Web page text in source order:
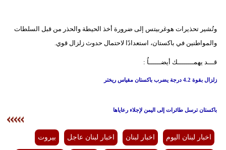
وتُشير تحذيرات هوغربيتس إلى ضرورة أخذ الحيطة والحذر من قبل السلطات
والمواطنين في باكستان، استعدادًا لاحتمال حدوث زلزال قوي.
قـــد يهمــــــــك أيضــــــاُ :
زلزال بقوة 4.2 درجة يضرب باكستان مقياس ريختر
باكستان ترسل طائرات إلى اليمن لإجلاء رعاياها
اخبار لبنان اليوم اخبار لبنان اخبار لبنان عاجل بيروت